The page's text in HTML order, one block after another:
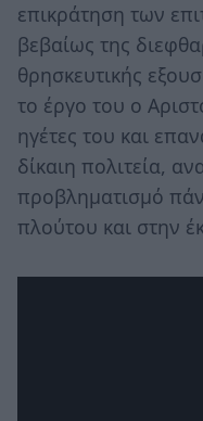
επικράτηση των
βεβαίως της
θρησκευτικής
το έργο του ο
ηγέτες του και
δίκαιη πολιτεία,
προβληματισμό
πλούτου και στην